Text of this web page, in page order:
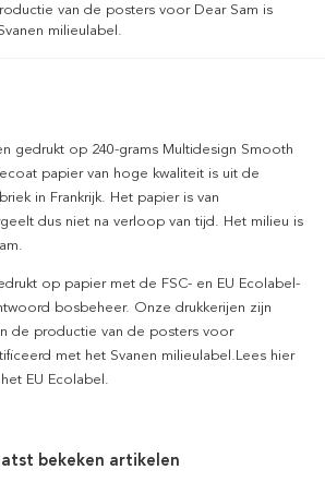
van de posters voor Dear Sam is
milieulabel.
gedrukt op 240-grams Multidesign Smooth
papier van hoge kwaliteit is uit de
in Frankrijk. Het papier is van
dus niet na verloop van tijd. Het milieu is
op papier met de FSC- en EU Ecolabel-
bosbeheer. Onze drukkerijen zijn
de productie van de posters voor
met het Svanen milieulabel.Lees hier
EU Ecolabel.
bekeken artikelen